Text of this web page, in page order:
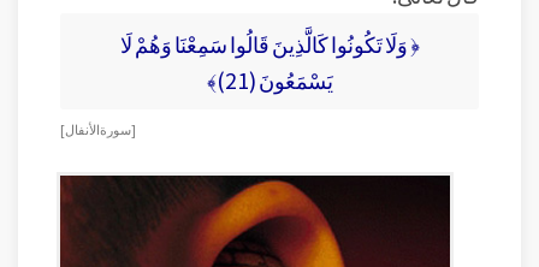
﴿ وَلَا تَكُونُوا كَالَّذِينَ قَالُوا سَمِعْنَا وَهُمْ لَا
يَسْمَعُونَ (21)﴾
[ سورة الأنفال ]